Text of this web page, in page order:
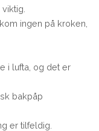
ingen på kroken,
i lufta, og det er
bakpåp
er tilfeldig.